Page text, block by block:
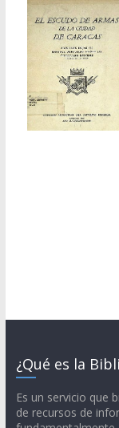
¿Qué es la
Es un servicio que
de recursos de